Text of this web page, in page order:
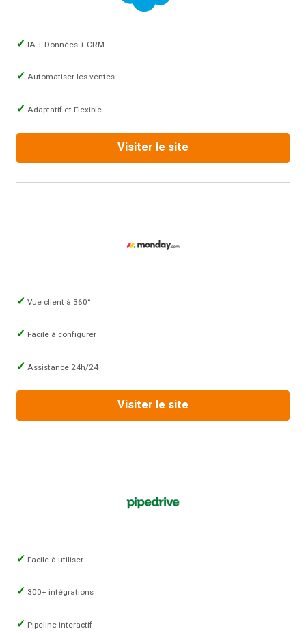
IA + Données + CRM
Automatiser les ventes
Adaptatif et Flexible
Visiter le site
Vue client à 360°
Facile à configurer
Assistance 24h/24
Visiter le site
Facile à utiliser
300+ intégrations
Pipeline interactif